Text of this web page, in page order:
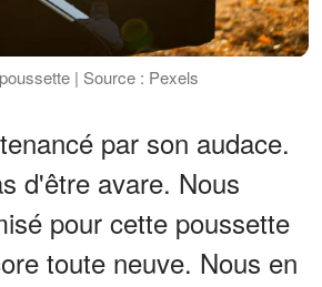
| Source : Pexels
par son audace.
d'être avare. Nous
pour cette poussette
toute neuve. Nous en